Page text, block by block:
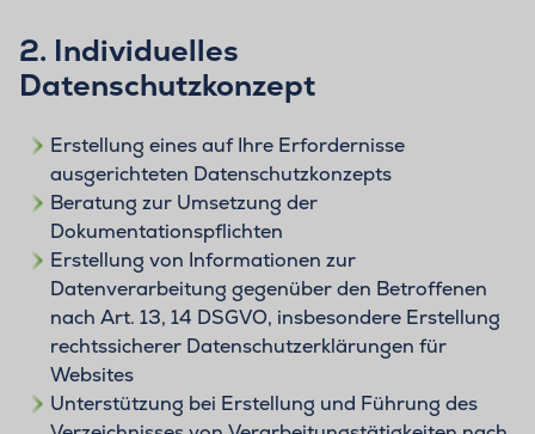
2. Individuelles
Datenschutzkonzept
Erstellung eines auf Ihre Erfordernisse
ausgerichteten Datenschutzkonzepts
Beratung zur Umsetzung der
Dokumentationspflichten
Erstellung von Informationen zur
Datenverarbeitung gegenüber den Betroffenen
nach Art. 13, 14 DSGVO, insbesondere Erstellung
rechtssicherer Datenschutzerklärungen für
Websites
Unterstützung bei Erstellung und Führung des